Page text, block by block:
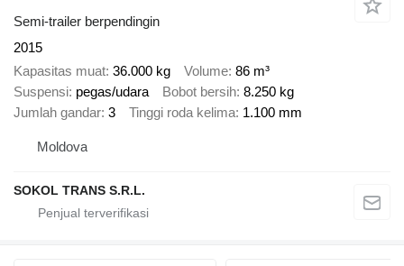
Semi-trailer berpendingin
2015
Kapasitas muat 36.000 kg Volume 86 m³
Suspensi pegas/udara Bobot bersih 8.250 kg
Jumlah gandar 3 Tinggi roda kelima 1.100 mm
Moldova
SOKOL TRANS S.R.L.